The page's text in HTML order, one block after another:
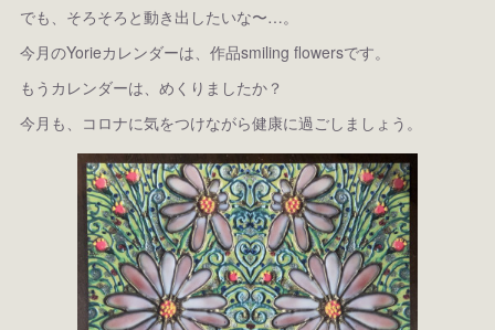
2018年あしあと
でも、そろそろと動き出したいな〜…。
今月のYorieカレンダーは、作品smiling flowersです。
もうカレンダーは、めくりましたか？
今月も、コロナに気をつけながら健康に過ごしましょう。